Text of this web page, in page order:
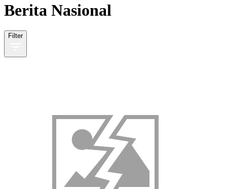
Berita Nasional
Filter